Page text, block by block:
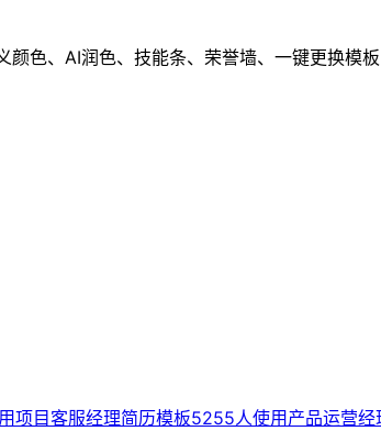
色、AI润色、技能条、荣誉墙、一键更换模
项目客服经理简历模板5255人使用 产品运营经